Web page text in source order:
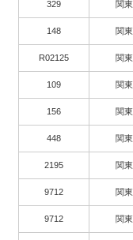
329 関東
148 関東
R02125 関東
109 関東
156 関東
448 関東
2195 関東
9712 関東
9712 関東